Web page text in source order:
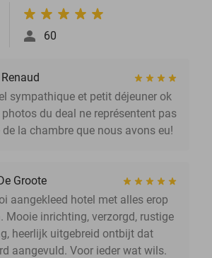
60
sympathique et petit déjeuner ok
du deal ne représentent pas
la chambre que nous avons eu!
Groote
aangekleed hotel met alles erop
Mooie inrichting, verzorgd, rustige
heerlijk uitgebreid ontbijt dat
aangevuld. Voor ieder wat wils.